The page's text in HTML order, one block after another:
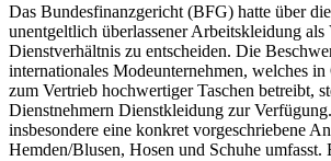
Das Bundesfinanzgericht (BFG) hatte über
unentgeltlich überlassener Arbeitskleidung als
Dienstverhältnis zu entscheiden. Die
internationales Modeunternehmen, welches in
zum Vertrieb hochwertiger Taschen betreibt,
Dienstnehmern Dienstkleidung zur
insbesondere eine konkret vorgeschriebene
Hemden/Blusen, Hosen und Schuhe umfasst.